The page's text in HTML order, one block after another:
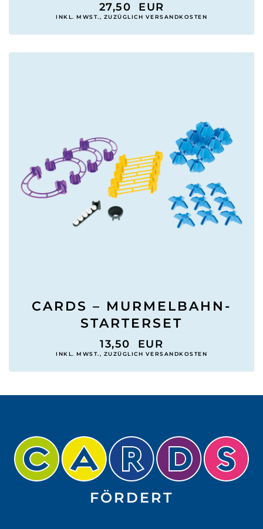
27,50 EUR
INKL. MWST., ZUZÜGLICH VERSANDKOSTEN
CARDS – MURMELBAHN-
STARTERSET
13,50 EUR
INKL. MWST., ZUZÜGLICH VERSANDKOSTEN
FÖRDERT